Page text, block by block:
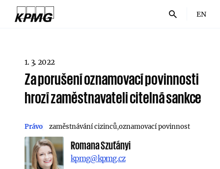
EN
1. 3. 2022
Za porušení oznamovací povinnosti
hrozí zaměstnavateli citelná sankce
Právo zaměstnávání cizinců oznamovací povinnost
Romana Szuťányi
kpmg@kpmg.cz